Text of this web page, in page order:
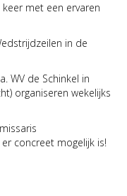
met een ervaren
in de
WV de Schinkel in
organiseren wekelijks
concreet mogelijk is!